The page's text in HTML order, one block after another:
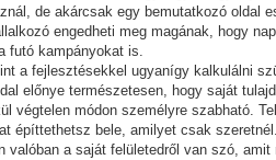
de akárcsak egy bemutatkozó oldal
engedheti meg magának, hogy
futó kampányokat is.
a fejlesztésekkel ugyanígy kalkulálni
előnye természetesen, hogy saját
végtelen módon személyre szabható.
építtethetsz bele, amilyet csak szeretnél.
valóban a saját felületedről van szó, amit